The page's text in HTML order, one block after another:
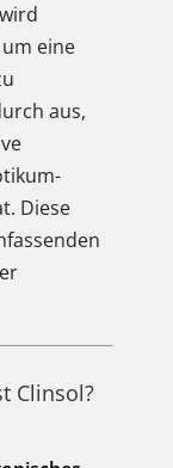
eine
aus,
Diese
Clinsol?